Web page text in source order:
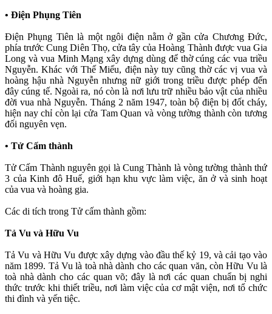
• Điện Phụng Tiên
Điện Phụng Tiên là một ngôi điện nằm ở gần cửa Chương Đức,
phía trước Cung Diên Thọ, cửa tây của Hoàng Thành được vua Gia
Long và vua Minh Mạng xây dựng dùng để thờ cúng các vua triều
Nguyễn. Khác với Thế Miếu, điện này tuy cũng thờ các vị vua và
hoàng hậu nhà Nguyễn nhưng nữ giới trong triều được phép đến
đây cúng tế. Ngoài ra, nó còn là nơi lưu trữ nhiều bảo vật của nhiều
đời vua nhà Nguyễn. Tháng 2 năm 1947, toàn bộ điện bị đốt cháy,
hiện nay chỉ còn lại cửa Tam Quan và vòng tường thành còn tương
đối nguyên vẹn.
• Tử Cấm thành
Tử Cấm Thành nguyên gọi là Cung Thành là vòng tường thành thứ
3 của Kinh đô Huế, giới hạn khu vực làm việc, ăn ở và sinh hoạt
của vua và hoàng gia.
Các di tích trong Tử cấm thành gồm:
Tả Vu và Hữu Vu
Tả Vu và Hữu Vu được xây dựng vào đầu thế kỷ 19, và cải tạo vào
năm 1899. Tả Vu là toà nhà dành cho các quan văn, còn Hữu Vu là
toà nhà dành cho các quan võ; đây là nơi các quan chuẩn bị nghi
thức trước khi thiết triều, nơi làm việc của cơ mật viện, nơi tổ chức
thi đình và yến tiệc.